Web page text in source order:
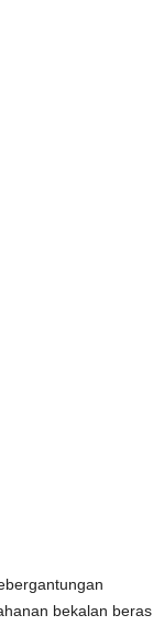
bekalan beras